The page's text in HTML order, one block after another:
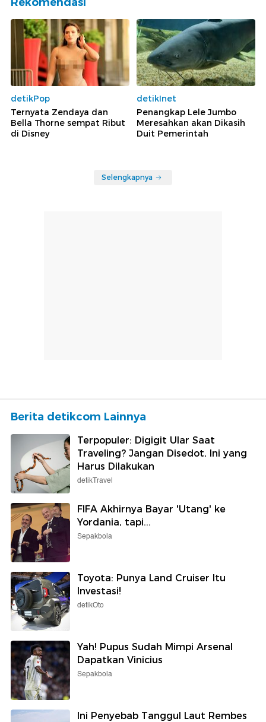
detikPop
Ternyata Zendaya dan
Bella Thorne sempat Ribut
di Disney
detikInet
Penangkap Lele Jumbo
Meresahkan akan Dikasih
Duit Pemerintah
Selengkapnya
Berita detikcom Lainnya
Terpopuler: Digigit Ular Saat
Traveling? Jangan Disedot, Ini yang
Harus Dilakukan
detikTravel
FIFA Akhirnya Bayar 'Utang' ke
Yordania, tapi...
Sepakbola
Toyota: Punya Land Cruiser Itu
Investasi!
detikOto
Yah! Pupus Sudah Mimpi Arsenal
Dapatkan Vinicius
Sepakbola
Ini Penyebab Tanggul Laut Rembes